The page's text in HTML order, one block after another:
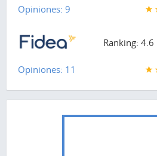
Opiniones: 9
Ranking: 4.6
Opiniones: 11